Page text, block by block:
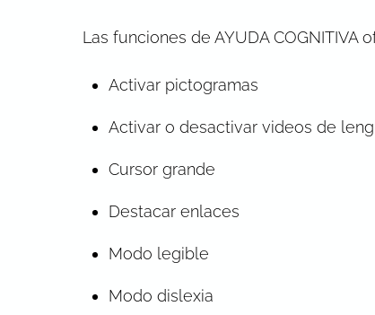
Las funciones de AYUDA COGNITIVA
Activar pictogramas
Activar o desactivar videos de
Cursor grande
Destacar enlaces
Modo legible
Modo dislexia